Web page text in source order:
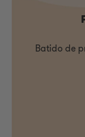
Batido de